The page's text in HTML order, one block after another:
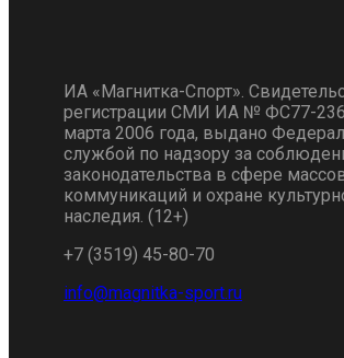
ИА «Магнитка-Спорт».
регистрации СМИ ИА № ФС77-
марта 2006 года, выдано
службой по надзору за
законодательства в сфере
коммуникаций и охране
наследия. (12+)
+7 (3519) 45-80-70